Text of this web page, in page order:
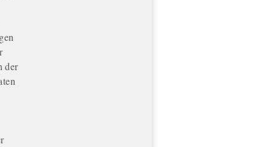
der